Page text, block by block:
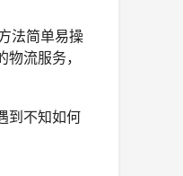
法简单易操
流服务，
到不知如何